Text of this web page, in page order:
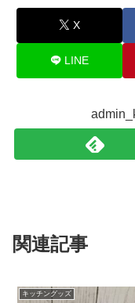
X
LINE
関連記事
キッチングッズ